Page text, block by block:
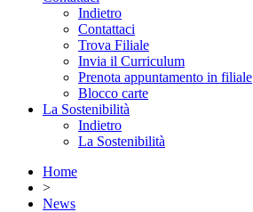
Indietro
Contattaci
Trova Filiale
Invia il Curriculum
Prenota appuntamento in filiale
Blocco carte
La Sostenibilità
Indietro
La Sostenibilità
Home
>
News